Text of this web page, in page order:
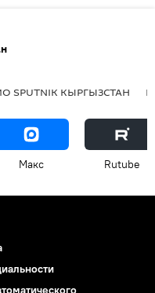
SPUTNIK КЫРГЫЗСТАН
Макс Rutube